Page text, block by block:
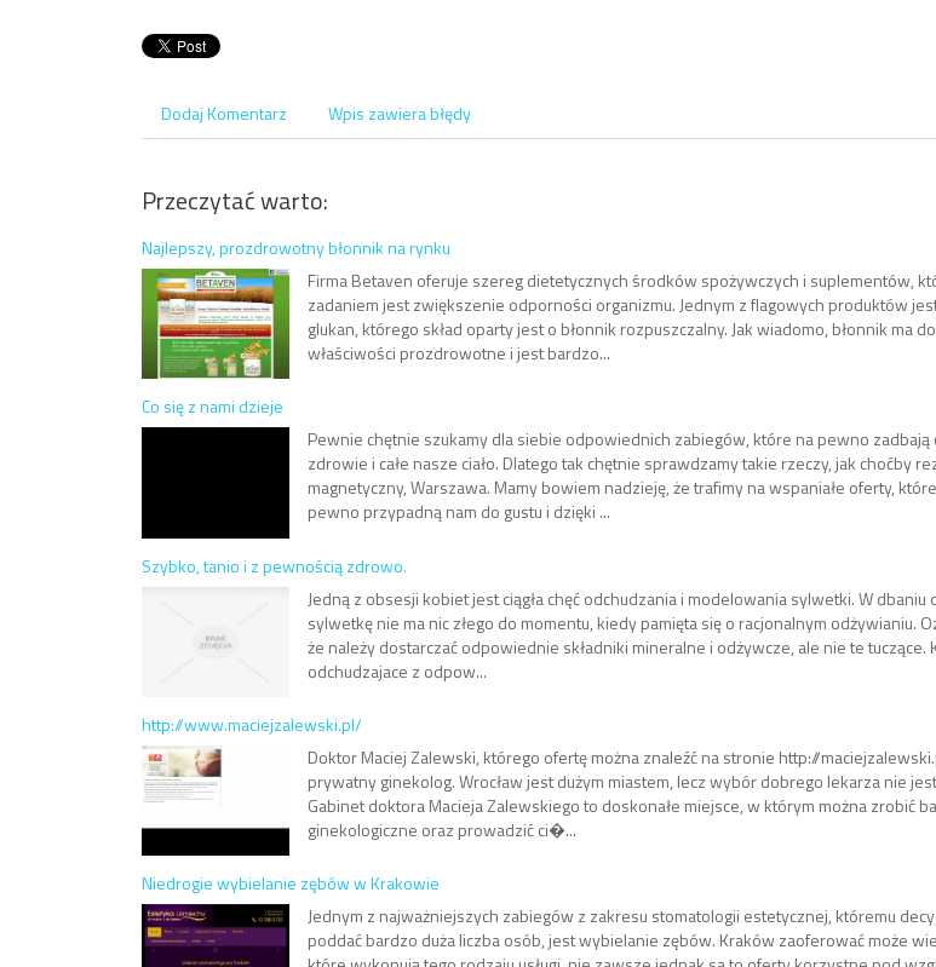
Dodaj Komentarz Wpis zawiera błędy
Przeczytać warto:
Najlepszy, prozdrowotny błonnik na rynku
Firma Betaven oferuje szereg dietetycznych środków spożywczych i suplementów,
zadaniem jest zwiększenie odporności organizmu. Jednym z flagowych produktów
glukan, którego skład oparty jest o błonnik rozpuszczalny. Jak wiadomo, błonnik ma
właściwości prozdrowotne i jest bardzo...
Co się z nami dzieje
Pewnie chętnie szukamy dla siebie odpowiednich zabiegów, które na pewno zadbają
zdrowie i całe nasze ciało. Dlatego tak chętnie sprawdzamy takie rzeczy, jak choćby
magnetyczny, Warszawa. Mamy bowiem nadzieję, że trafimy na wspaniałe oferty,
pewno przypadną nam do gustu i dzięki ...
Szybko, tanio i z pewnością zdrowo.
Jedną z obsesji kobiet jest ciągła chęć odchudzania i modelowania sylwetki. W dbaniu
sylwetkę nie ma nic złego do momentu, kiedy pamięta się o racjonalnym odżywianiu.
że należy dostarczać odpowiednie składniki mineralne i odżywcze, ale nie te tuczące.
odchudzajace z odpow...
http://www.maciejzalewski.pl/
Doktor Maciej Zalewski, którego ofertę można znaleźć na stronie http://
prywatny ginekolog. Wrocław jest dużym miastem, lecz wybór dobrego lekarza nie
Gabinet doktora Macieja Zalewskiego to doskonałe miejsce, w którym można zrobić
ginekologiczne oraz prowadzić ci�...
Niedrogie wybielanie zębów w Krakowie
Jednym z najważniejszych zabiegów z zakresu stomatologii estetycznej, któremu
poddać bardzo duża liczba osób, jest wybielanie zębów. Kraków zaoferować może